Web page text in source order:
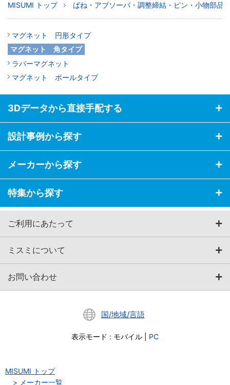
MISUMI トップ ばね・アブソーバ・調整締結・ピン・小物部品
マグネット 円形タイプ
マグネット 角タイプ
ラバーマグネット
マグネット ボールタイプ
3Dデータから直接手配する
設計事例から探す
メーカーから探す
特集から探す
ご利用にあたって
ミスミについて
お問い合わせ
国/地域/言語
表示モード : モバイル PC
MISUMI トップ
メーカー一覧